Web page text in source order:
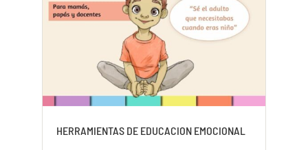
HERRAMIENTAS DE EDUCACION EMOCIONAL